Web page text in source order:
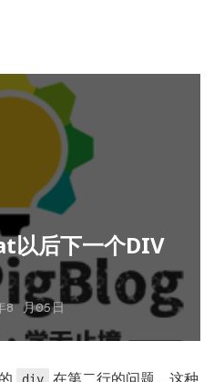
以后下一个DIV
8 月05日
在第二行的问题。这种